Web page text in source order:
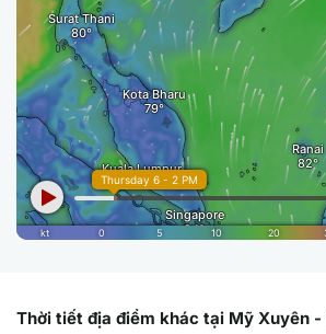
Thời tiết địa điểm khác tại Mỹ Xuyên -